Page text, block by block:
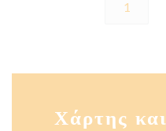
1
Χάρτης